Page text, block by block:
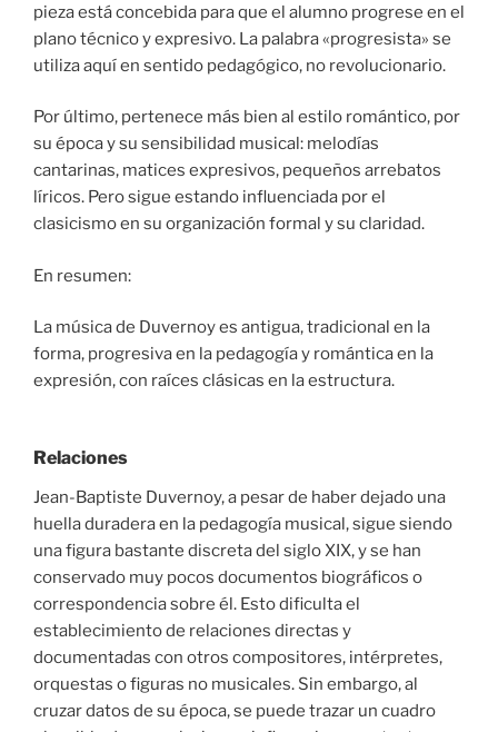
pieza está concebida para que el alumno progrese en el
plano técnico y expresivo. La palabra «progresista» se
utiliza aquí en sentido pedagógico, no revolucionario.
Por último, pertenece más bien al estilo romántico, por
su época y su sensibilidad musical: melodías
cantarinas, matices expresivos, pequeños arrebatos
líricos. Pero sigue estando influenciada por el
clasicismo en su organización formal y su claridad.
En resumen:
La música de Duvernoy es antigua, tradicional en la
forma, progresiva en la pedagogía y romántica en la
expresión, con raíces clásicas en la estructura.
Relaciones
Jean-Baptiste Duvernoy, a pesar de haber dejado una
huella duradera en la pedagogía musical, sigue siendo
una figura bastante discreta del siglo XIX, y se han
conservado muy pocos documentos biográficos o
correspondencia sobre él. Esto dificulta el
establecimiento de relaciones directas y
documentadas con otros compositores, intérpretes,
orquestas o figuras no musicales. Sin embargo, al
cruzar datos de su época, se puede trazar un cuadro